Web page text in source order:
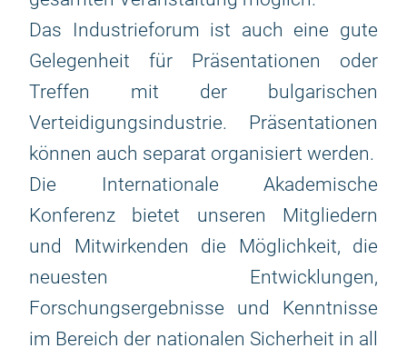
Das Industrieforum ist auch eine gute
Gelegenheit für Präsentationen oder
Treffen mit der bulgarischen
Verteidigungsindustrie. Präsentationen
können auch separat organisiert werden.
Die Internationale Akademische
Konferenz bietet unseren Mitgliedern
und Mitwirkenden die Möglichkeit, die
neuesten Entwicklungen,
Forschungsergebnisse und Kenntnisse
im Bereich der nationalen Sicherheit in all